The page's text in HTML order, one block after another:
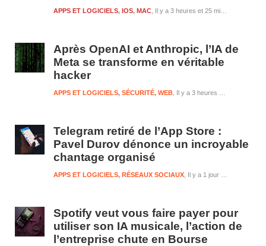
Il y a 3 heures et 25 minutes
APPS ET LOGICIELS, IOS, MAC
Après OpenAI et Anthropic, l’IA de
Meta se transforme en véritable
hacker
Il y a 3 heures et 26 minutes
APPS ET LOGICIELS, SÉCURITÉ, WEB
Telegram retiré de l’App Store :
Pavel Durov dénonce un incroyable
chantage organisé
Il y a 1 jour et 3 heures
APPS ET LOGICIELS, RÉSEAUX SOCIAUX
Spotify veut vous faire payer pour
utiliser son IA musicale, l’action de
l’entreprise chute en Bourse